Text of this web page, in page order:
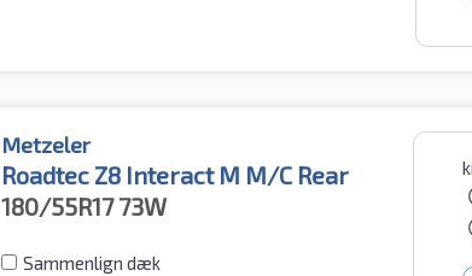
Metzeler
Roadtec Z8 Interact M M/C Rear
180/55R1773W
Sammenlign dæk